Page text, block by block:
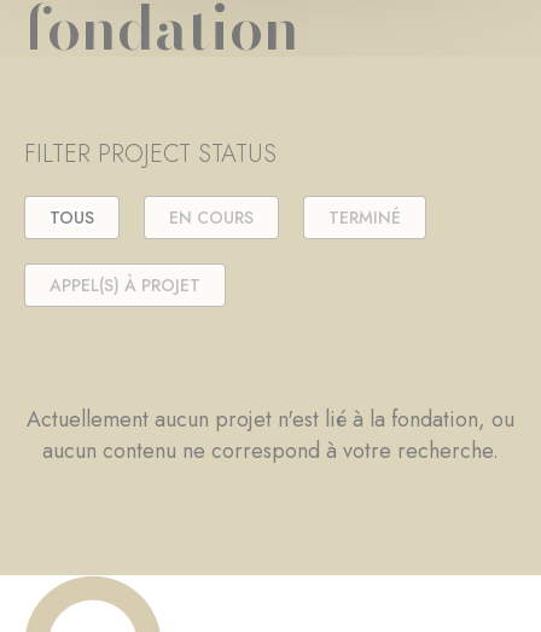
fondation
FILTER PROJECT STATUS
TOUS EN COURS TERMINÉ
APPEL(S) À PROJET
Actuellement aucun projet n'est lié à la fondation, ou
aucun contenu ne correspond à votre recherche.